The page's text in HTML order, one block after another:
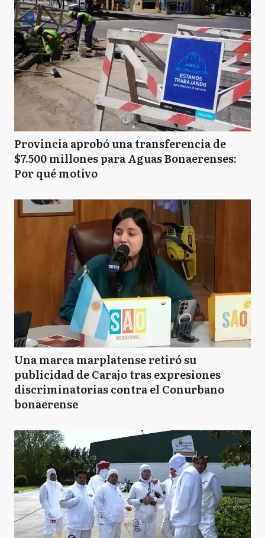
Provincia aprobó una transferencia de
$7.500 millones para Aguas Bonaerenses:
Por qué motivo
Una marca marplatense retiró su
publicidad de Carajo tras expresiones
discriminatorias contra el Conurbano
bonaerense